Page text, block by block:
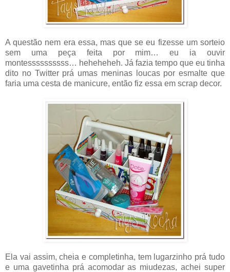
A questão nem era essa, mas que se eu fizesse um sorteio
sem uma peça feita por mim… eu ia ouvir
montessssssssss… heheheheh. Já fazia tempo que eu tinha
dito no Twitter prá umas meninas loucas por esmalte que
faria uma cesta de manicure, então fiz essa em scrap decor.
Ela vai assim, cheia e completinha, tem lugarzinho prá tudo
e uma gavetinha prá acomodar as miudezas, achei super